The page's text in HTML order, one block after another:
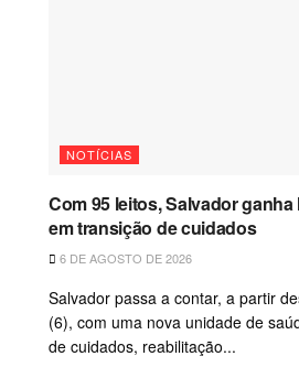
NOTÍCIAS
Com 95 leitos, Salvador
em transição de cuidados
6 DE AGOSTO DE 2026
Salvador passa a contar, a partir
(6), com uma nova unidade de
de cuidados, reabilitação...